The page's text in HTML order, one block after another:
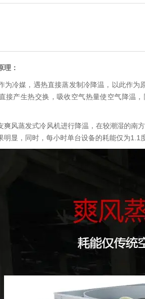
理：
为冷媒，遇热直接蒸发制冷降温，以此作
接产生热交换，吸收空气热量使空气降温
爽风蒸发式冷风机进行降温，在较潮湿的南
明显，同时，每小时单台设备的耗能仅为1.1